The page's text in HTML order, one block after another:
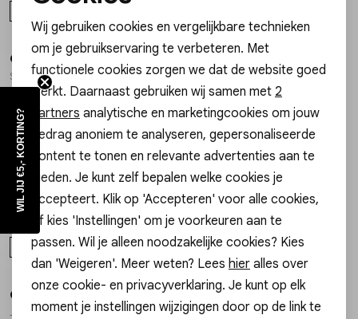
Gossip the Label
SZ14437 BANGLE SMALL BLOEM EN STRASS
ONE SIZE
17,99
Gossip the Label
SZ999-03 BANGLE CROSS
ONE SIZE
1 /2
Gossip
JE14946 ARMBAND LUCKY
17,99
ONE SIZE
Gossip
JE15645 KRALENARMBAND BALLS
Gossip
Noodzakelijke cookies
Personalisatie cookies
Analytische cookies
Marketing cookies
Wij gebruiken cookies en vergelijkbare technieken
om je gebruikservaring te verbeteren. Met
functionele cookies zorgen we dat de website goed
werkt. Daarnaast gebruiken wij samen met 2
partners analytische en marketingcookies om jouw
gedrag anoniem te analyseren, gepersonaliseerde
content te tonen en relevante advertenties aan te
bieden. Je kunt zelf bepalen welke cookies je
accepteert. Klik op 'Accepteren' voor alle cookies,
of kies 'Instellingen' om je voorkeuren aan te
passen. Wil je alleen noodzakelijke cookies? Kies
dan 'Weigeren'. Meer weten? Lees hier alles over
onze cookie- en privacyverklaring. Je kunt op elk
moment je instellingen wijzigingen door op de link te
WIL JIJ €5,- KORTING?